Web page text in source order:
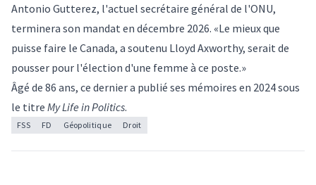
Antonio Gutterez, l'actuel secrétaire général de l'ONU,
terminera son mandat en décembre 2026. «Le mieux que
puisse faire le Canada, a soutenu Lloyd Axworthy, serait de
pousser pour l'élection d'une femme à ce poste.»
Âgé de 86 ans, ce dernier a publié ses mémoires en 2024 sous
le titre My Life in Politics.
FSS FD Géopolitique Droit